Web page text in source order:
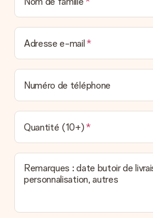
Adresse e-mail
Numéro de téléphone
Quantité (10+)
Remarques : date butoir de
personnalisation, autres